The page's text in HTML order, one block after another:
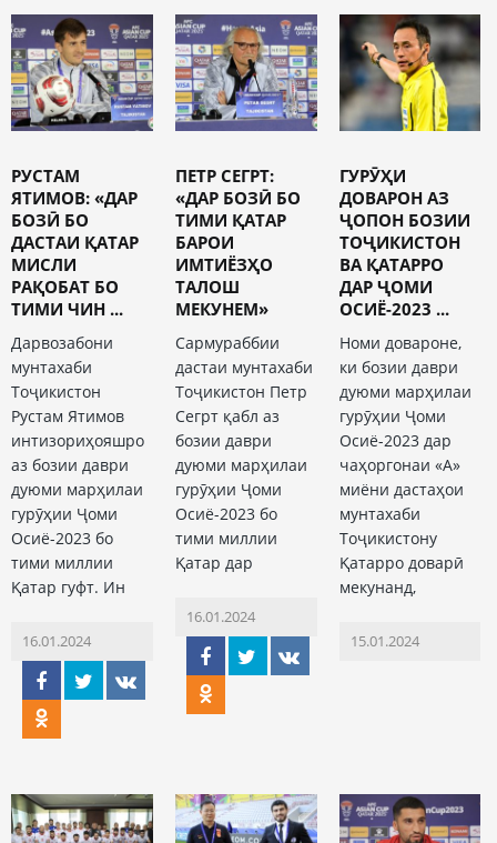
РУСТАМ
ЯТИМОВ: «ДАР
БОЗӢ БО
ДАСТАИ ҚАТАР
МИСЛИ
РАҚОБАТ БО
ТИМИ ЧИН ...
Дарвозабони
мунтахаби
Тоҷикистон
Рустам Ятимов
интизориҳояшро
аз бозии даври
дуюми марҳилаи
гурӯҳии Ҷоми
Осиё-2023 бо
тими миллии
Қатар гуфт. Ин
16.01.2024
ПЕТР СЕГРТ:
«ДАР БОЗӢ БО
ТИМИ ҚАТАР
БАРОИ
ИМТИЁЗҲО
ТАЛОШ
МЕКУНЕМ»
Сармураббии
дастаи мунтахаби
Тоҷикистон Петр
Сегрт қабл аз
бозии даври
дуюми марҳилаи
гурӯҳии Ҷоми
Осиё-2023 бо
тими миллии
Қатар дар
16.01.2024
ГУРӮҲИ
ДОВАРОН АЗ
ҶОПОН БОЗИИ
ТОҶИКИСТОН
ВА ҚАТАРРО
ДАР ҶОМИ
ОСИЁ-2023 ...
Номи довароне,
ки бозии даври
дуюми марҳилаи
гурӯҳии Ҷоми
Осиё-2023 дар
чаҳоргонаи «А»
миёни дастаҳои
мунтахаби
Тоҷикистону
Қатарро доварӣ
мекунанд,
15.01.2024